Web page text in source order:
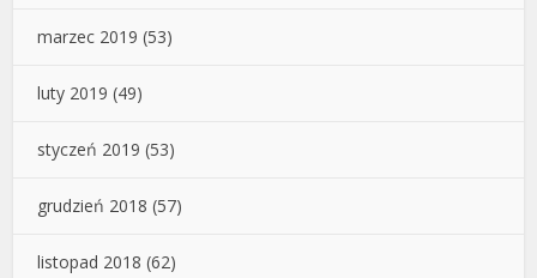
marzec 2019 (53)
luty 2019 (49)
styczeń 2019 (53)
grudzień 2018 (57)
listopad 2018 (62)